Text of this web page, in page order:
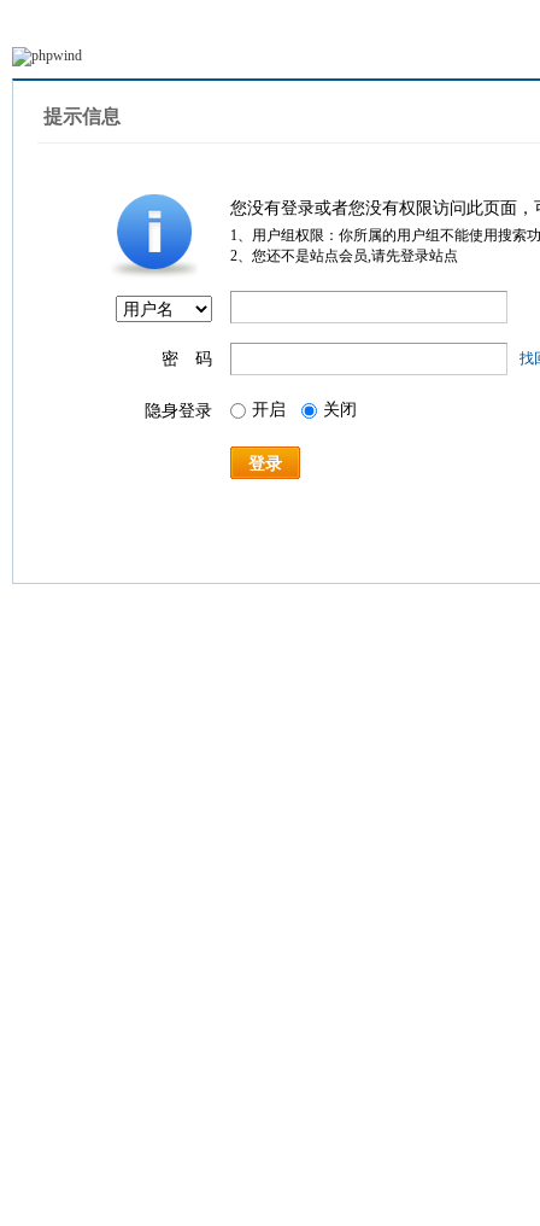
提示信息
您没有登录或者您没有权限访问此页面
1、用户组权限：你所属的用户组不能使用搜索
2、您还不是站点会员,请先登录站点
密 码 找
隐身登录 开启 关闭
登录